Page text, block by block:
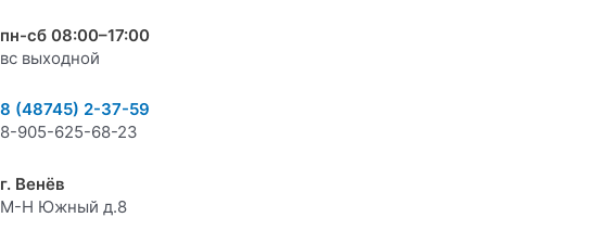
пн-сб 08:00–17:00
вс выходной
8 (48745) 2-37-59
8-905-625-68-23
г. Венёв
М-Н Южный д.8